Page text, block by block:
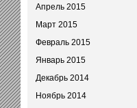
Апрель 2015
Март 2015
Февраль 2015
Январь 2015
Декабрь 2014
Ноябрь 2014